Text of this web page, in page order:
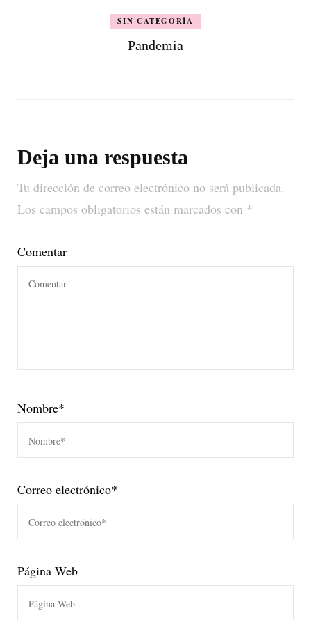
SIN CATEGORÍA
Pandemia
Deja una respuesta
Tu dirección de correo electrónico no será publicada.
Los campos obligatorios están marcados con *
Comentar
Nombre*
Correo electrónico*
Página Web